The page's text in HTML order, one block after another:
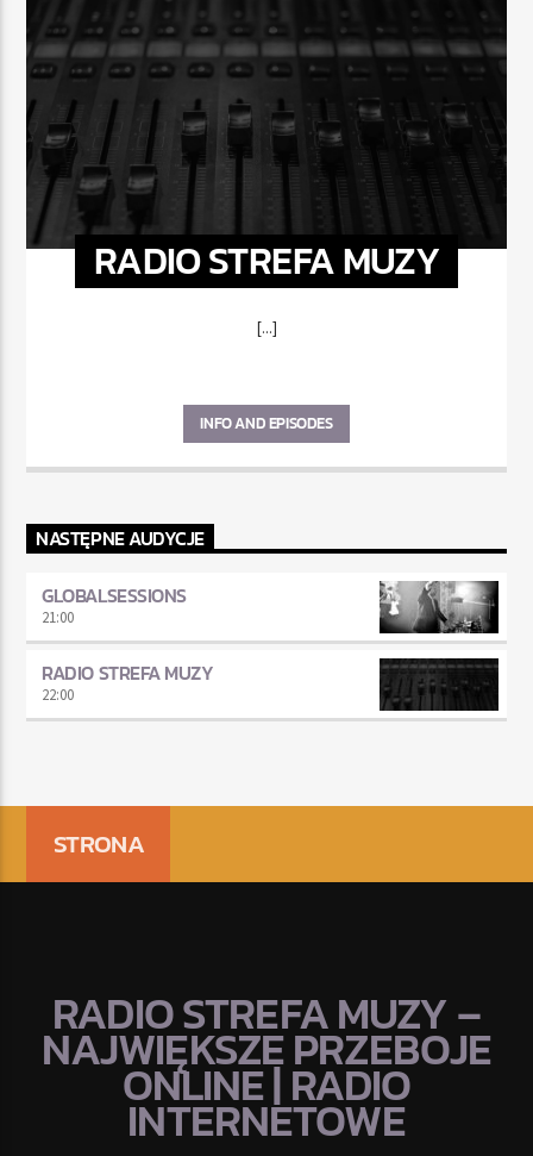
RADIO STREFA MUZY
[...]
INFO AND EPISODES
NASTĘPNE AUDYCJE
GLOBALSESSIONS
21:00
RADIO STREFA MUZY
22:00
STRONA
RADIO STREFA MUZY –
NAJWIĘKSZE PRZEBOJE
ONLINE | RADIO
INTERNETOWE